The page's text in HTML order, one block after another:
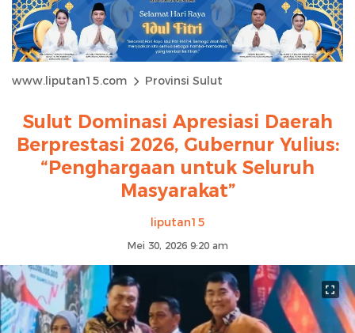
www.liputan15.com Provinsi Sulut
Sulut Dominasi Apresiasi Daerah
Berprestasi 2026, Gubernur Yulius:
“Penghargaan untuk Seluruh
Masyarakat”
liputan15
Mei 30, 2026 9:20 am